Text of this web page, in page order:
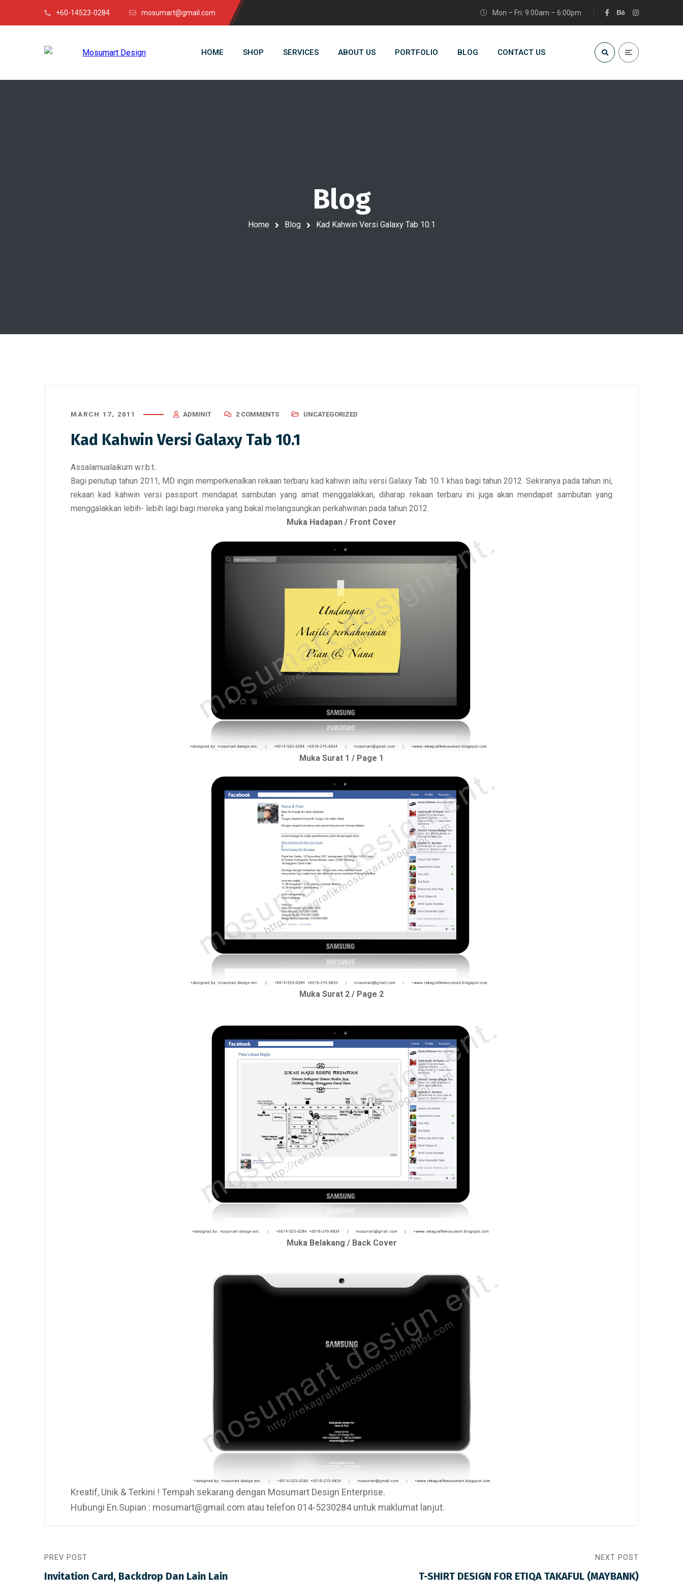
+60-14523-0284 mosumart@gmail.com Mon – Fri: 9:00am – 6:00pm
HOME SHOP SERVICES ABOUT US PORTFOLIO BLOG CONTACT US
Blog
Home Blog Kad Kahwin Versi Galaxy Tab 10.1
MARCH 17, 2011 ADMINIT 2 COMMENTS UNCATEGORIZED
Kad Kahwin Versi Galaxy Tab 10.1
Assalamualaikum w.r.b.t..
Bagi penutup tahun 2011, MD ingin memperkenalkan rekaan terbaru kad kahwin iaituversi Galaxy Tab 10.1 khas bagi tahun 2012. Sekiranya pada tahun ini,
rekaankad kahwin versi passport mendapat sambutan yang amat menggalakkan, diharap rekaan terbaru ini juga akan mendapat sambutan yang
menggalakkan lebih- lebih lagi bagi mereka yang bakal melangsungkan perkahwinan pada tahun 2012.
Muka Hadapan / Front Cover
Muka Surat 1 / Page 1
Muka Surat 2 / Page 2
Muka Belakang / Back Cover
Kreatif, Unik & Terkini ! Tempah sekarang dengan Mosumart Design Enterprise.
Hubungi En.Supian : mosumart@gmail.com atau telefon 014-5230284 untuk maklumat lanjut.
PREV POST
Invitation Card, Backdrop Dan Lain Lain
NEXT POST
T-SHIRT DESIGN FOR ETIQA TAKAFUL (MAYBANK)